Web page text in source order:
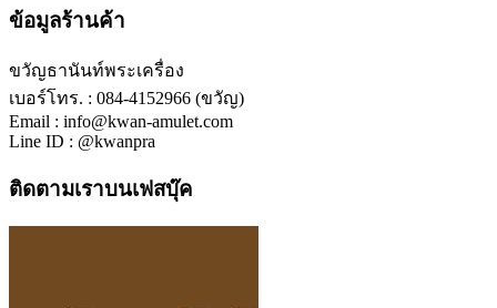
ข้อมูลร้านค้า
ขวัญธานันท์พระเครื่อง
เบอร์โทร. : 084-4152966 (ขวัญ)
Email : info@kwan-amulet.com
Line ID : @kwanpra
ติดตามเราบนเฟสบุ๊ค